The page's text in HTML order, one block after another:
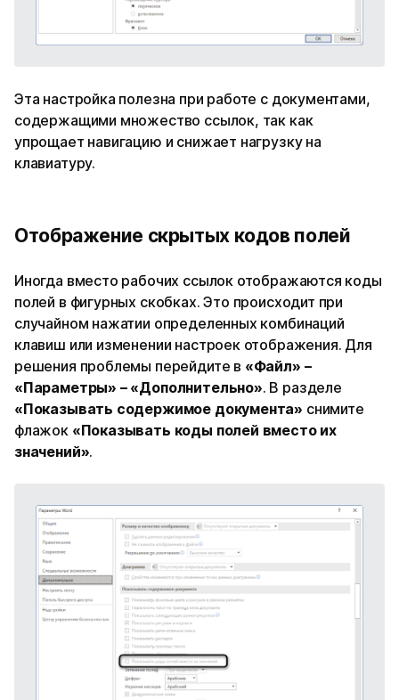
Эта настройка полезна при работе с документами,
содержащими множество ссылок, так как
упрощает навигацию и снижает нагрузку на
клавиатуру.
Отображение скрытых кодов полей
Иногда вместо рабочих ссылок отображаются коды
полей в фигурных скобках. Это происходит при
случайном нажатии определенных комбинаций
клавиш или изменении настроек отображения. Для
решения проблемы перейдите в «Файл» –
«Параметры» – «Дополнительно». В разделе
«Показывать содержимое документа» снимите
флажок «Показывать коды полей вместо их
значений».